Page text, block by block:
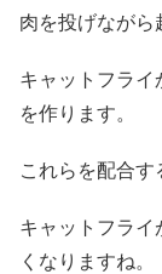
肉を投げながら
キャットフライ
を作ります。
これらを配合す
キャットフライ
くなりますね。